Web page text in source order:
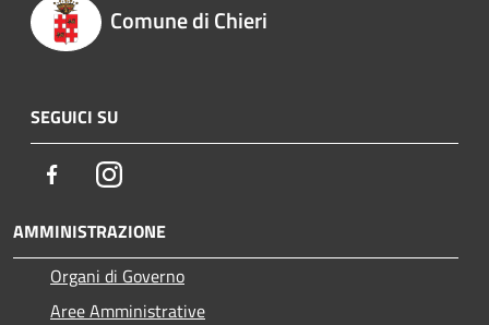
Comune di Chieri
SEGUICI SU
FacebookInstagram
AMMINISTRAZIONE
Organi di Governo
Aree Amministrative